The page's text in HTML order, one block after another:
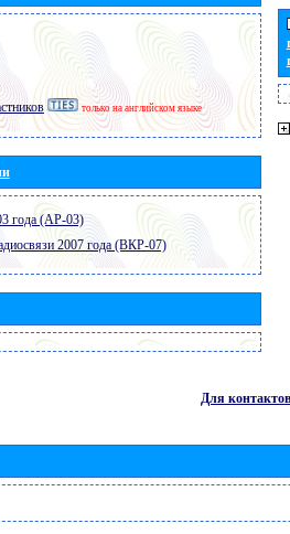
только на английском языке
года (АР-03)
2007 года (ВКР-07)
Для контактов